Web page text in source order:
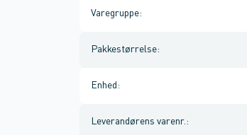
Varegruppe:
Pakkestørrelse:
Enhed :
Leverandørens varenr. :